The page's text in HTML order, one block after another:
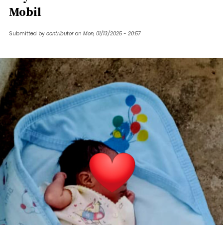
Mobil
Submitted by contributor on Mon, 01/13/2025 - 20:57